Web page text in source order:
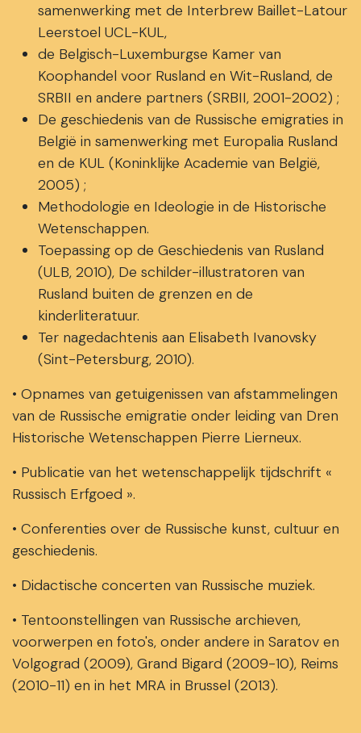
samenwerking met de Interbrew Baillet-Latour
Leerstoel UCL-KUL,
de Belgisch-Luxemburgse Kamer van
Koophandel voor Rusland en Wit-Rusland, de
SRBII en andere partners (SRBII, 2001-2002) ;
De geschiedenis van de Russische emigraties in
België in samenwerking met Europalia Rusland
en de KUL (Koninklijke Academie van België,
2005) ;
Methodologie en Ideologie in de Historische
Wetenschappen.
Toepassing op de Geschiedenis van Rusland
(ULB, 2010), De schilder-illustratoren van
Rusland buiten de grenzen en de
kinderliteratuur.
Ter nagedachtenis aan Elisabeth Ivanovsky
(Sint-Petersburg, 2010).
• Opnames van getuigenissen van afstammelingen
van de Russische emigratie onder leiding van Dren
Historische Wetenschappen Pierre Lierneux.
• Publicatie van het wetenschappelijk tijdschrift «
Russisch Erfgoed ».
• Conferenties over de Russische kunst, cultuur en
geschiedenis.
• Didactische concerten van Russische muziek.
• Tentoonstellingen van Russische archieven,
voorwerpen en foto's, onder andere in Saratov en
Volgograd (2009), Grand Bigard (2009-10), Reims
(2010-11) en in het MRA in Brussel (2013).